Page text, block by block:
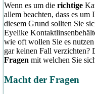
Wenn es um die richtige
allem beachten, dass es um
diesem Grund sollten Sie
Eyelike
wie oft wollen Sie es
gar keinen Fall verzichten?
Fragen mit welchen Sie
Macht der Fragen